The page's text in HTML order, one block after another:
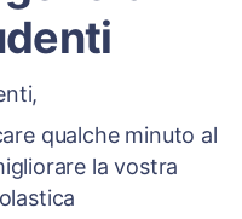
qualche minuto al
la vostra